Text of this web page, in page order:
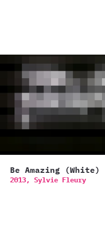
Be Amazing (White)
2013, Sylvie Fleury